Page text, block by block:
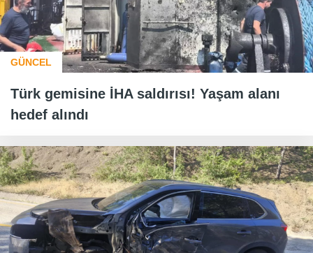
GÜNCEL
Türk gemisine İHA saldırısı! Yaşam alanı
hedef alındı